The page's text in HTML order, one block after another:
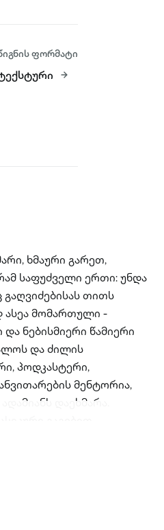
ფორმატი
ხმაური გარეთ,
საფუძველი ერთი: უნდა
თითს
ასეა მომართული -
ნებისმიერი წამიერი
და ძილის
პოდკასტერი,
მენტორია,
დაეხმარა.
ჩავარდა, „გმირის
და ტყუილების
საშა კაცმანი